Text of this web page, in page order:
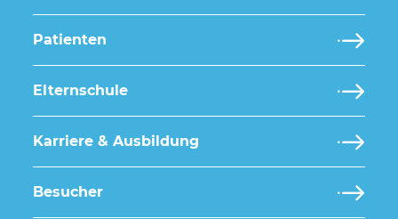
Patienten
Elternschule
Karriere & Ausbildung
Besucher